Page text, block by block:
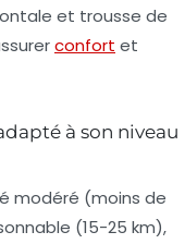
et trousse de
confort et
à son niveau
modéré (moins de
(15-25 km),